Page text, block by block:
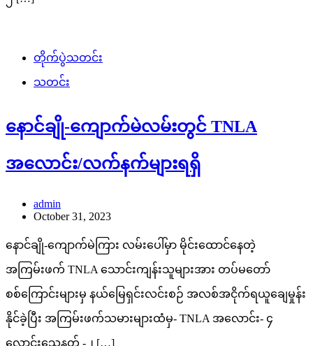
သတင်း
ဆီစက်အတွင်းမှ လက်နက်ခဲယမ်းများ
သိမ်းဆည်းရမိ
ပုည
April 26, 2024
များ ခိုအောင်းလှုပ်ရှားမှုမရှိစေရေး နယ်မြေရှင်းလင်းစဉ် စည်ပင်
ဦးခန့် နေထိုင်သွားသည်ဟု ယူဆရပြီး အောက်ပါပစ္စည်းများ […]
Search
Search
SiteMap အလိုက်